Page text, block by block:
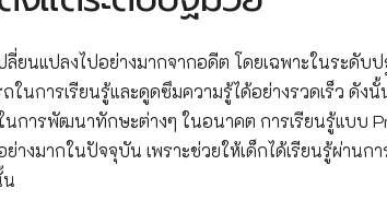
ลี่ยนแปลงไปอย่างมากจากอดีต โดยเฉพาะในระดั
ในการเรียนรู้และดูดซึมความรู้ได้อย่างรวดเร็ว ดัง
การพัฒนาทักษะต่างๆ ในอนาคต การเรียนรู้แบบ
งมากในปัจจุบัน เพราะช่วยให้เด็กได้เรียนรู้ผ่านก
น